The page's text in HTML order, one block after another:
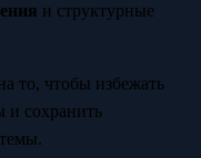
и структурные
то, чтобы избежать
и сохранить